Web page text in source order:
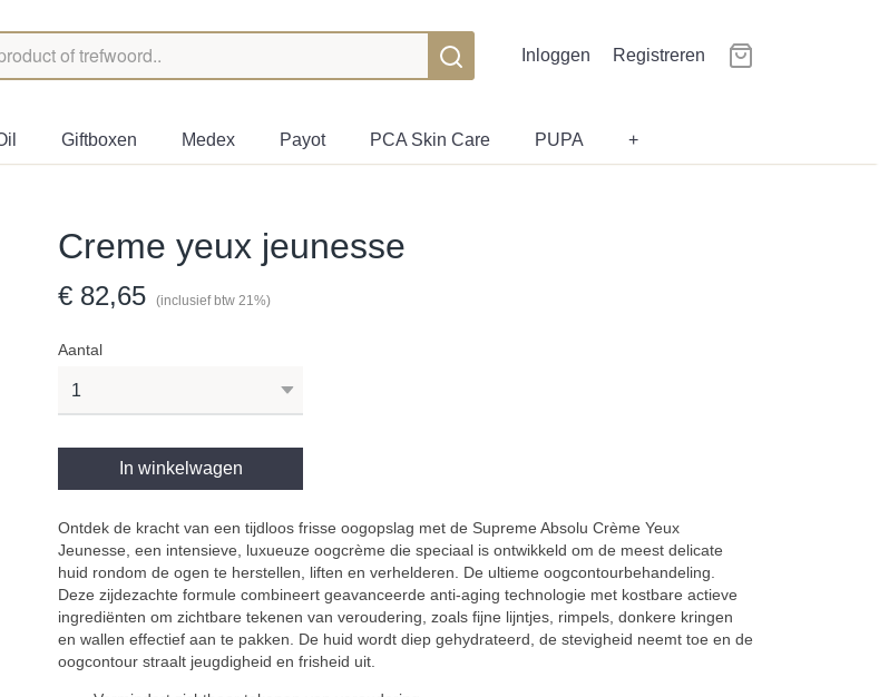
Inloggen Registreren
Giftboxen Medex Payot PCA Skin Care PUPA +
Creme yeux jeunesse
€ 82,65 (inclusief btw 21%)
Aantal
In winkelwagen
Ontdek de kracht van een tijdloos frisse oogopslag met de Supreme Absolu Crème Yeux
Jeunesse, een intensieve, luxueuze oogcrème die speciaal is ontwikkeld om de meest delicate
huid rondom de ogen te herstellen, liften en verhelderen. De ultieme oogcontourbehandeling.
Deze zijdezachte formule combineert geavanceerde anti-aging technologie met kostbare actieve
ingrediënten om zichtbare tekenen van veroudering, zoals fijne lijntjes, rimpels, donkere kringen
en wallen effectief aan te pakken. De huid wordt diep gehydrateerd, de stevigheid neemt toe en de
oogcontour straalt jeugdigheid en frisheid uit.